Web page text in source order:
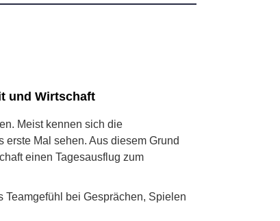
und Wirtschaft
Meist kennen sich die
Mal sehen. Aus diesem Grund
einen Tagesausflug zum
bei Gesprächen, Spielen